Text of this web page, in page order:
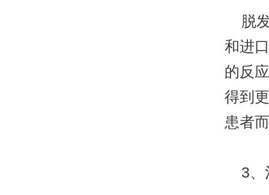
脱发
和进
的反
得到
患者
3、